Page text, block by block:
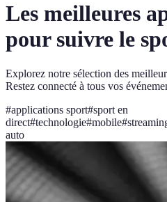
Les meilleures
pour suivre le
Explorez notre sélection des
Restez connecté à tous vos
#applications sport#sport en
direct#technologie#mobile#
auto